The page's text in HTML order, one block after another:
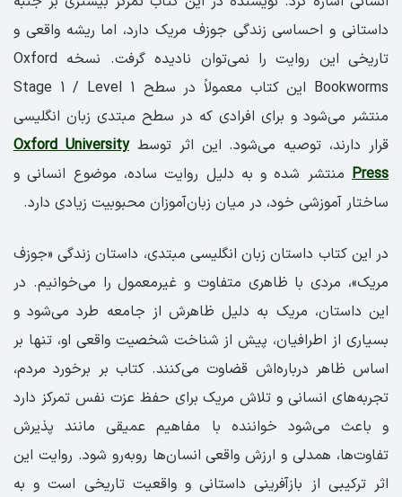
داستانی و احساسی زندگی جوزف مریک دارد، اما ریشه واقعی و
تاریخی این روایت را نمی‌توان نادیده گرفت. نسخه Oxford
Bookworms این کتاب معمولاً در سطح Stage 1 / Level 1
منتشر می‌شود و برای افرادی که در سطح مبتدی زبان انگلیسی
قرار دارند، توصیه می‌شود. این اثر توسطOxford University
Press منتشر شده و به دلیل روایت ساده، موضوع انسانی و
ساختار آموزشی خود، در میان زبان‌آموزان محبوبیت زیادی دارد.
در این کتاب داستان زبان انگلیسی مبتدی، داستان زندگی «جوزف
مریک»، مردی با ظاهری متفاوت و غیرمعمول را می‌خوانیم. در
این داستان، مریک به دلیل ظاهرش از جامعه طرد می‌شود و
بسیاری از اطرافیان، پیش از شناخت شخصیت واقعی او، تنها بر
اساس ظاهر درباره‌اش قضاوت می‌کنند. کتاب بر برخورد مردم،
تجربه‌های انسانی و تلاش مریک برای حفظ عزت نفس تمرکز دارد
و باعث می‌شود خواننده با مفاهیم عمیقی مانند پذیرش
تفاوت‌ها، همدلی و ارزش واقعی انسان‌ها روبه‌رو شود. روایت این
اثر ترکیبی از بازآفرینی داستانی و واقعیت تاریخی است و به